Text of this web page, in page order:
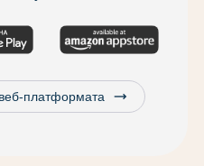
платформата trending_flat